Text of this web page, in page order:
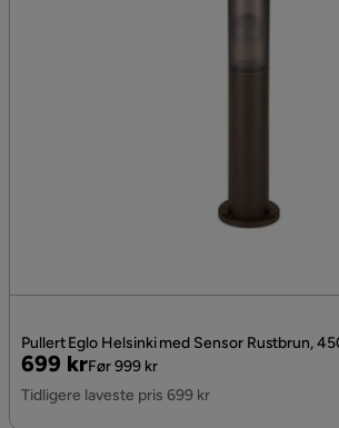
Pullert Eglo Helsinki med Sensor Rustbrun,
Pris
699 kr
Original
Pris
Før 999 kr
Tidligere laveste pris 699 kr